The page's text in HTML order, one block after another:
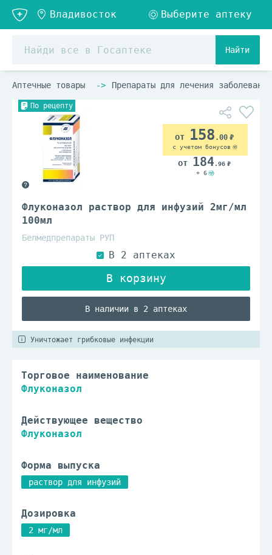
Найти
Аптечные товары Препараты для лечения
По рецепту
Флуконазол раствор для инфузий 2мг/мл
100мл
Белмедпрепараты РУП
В наличии в 2 аптеках
158 .00
с учетом бонусов
184.96
+ 6
Уничтожает грибковые инфекции
Торговое наименование
Флуконазол
Действующее вещество
Флуконазол
Форма выпуска
раствор для инфузий
Дозировка
2 мг/мл